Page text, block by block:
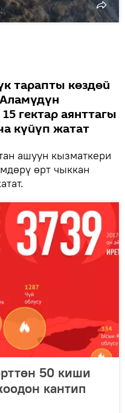
тарапты көздөй
гектар аянттагы
күйүп жатат
ашуун кызматкери
өрт чыккан
50 киши
кантип